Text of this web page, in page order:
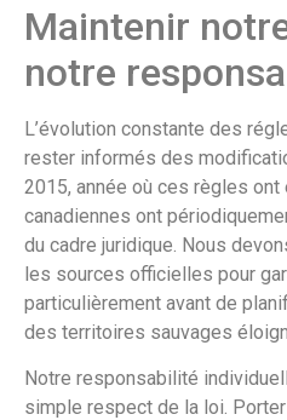
Maintenir
notre
L’évolution constante des
rester informés des
2015, année où ces règles
canadiennes ont
du cadre juridique. Nous
les sources officielles pour
particulièrement avant de
des territoires sauvages
Notre responsabilité
simple respect de la loi.